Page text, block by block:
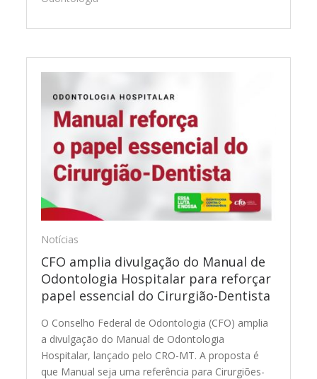
Notícias
CFO amplia divulgação do Manual de
Odontologia Hospitalar para reforçar
papel essencial do Cirurgião-Dentista
O Conselho Federal de Odontologia (CFO) amplia
a divulgação do Manual de Odontologia
Hospitalar, lançado pelo CRO-MT. A proposta é
que Manual seja uma referência para Cirurgiões-